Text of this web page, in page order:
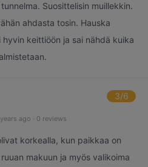
Suosittelisin muillekkin.
ahdasta tosin. Hauska
keittiöön ja sai nähdä kuika
3/6
ago · 0 reviews
korkealla, kun paikkaa on
makuun ja myös valikoima